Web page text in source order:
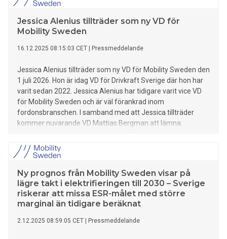
i ett nytt toppår även för andelen laddbara, med drygt 63
procent respektive 4 procent jämfört med 2024. Samtidigt
hade bussmarknaden ett rekordstarkt år med det högsta
antalet nyregistreringar på 50 år.
Jessica Alenius tillträder som ny VD för
Mobility Sweden
16.12.2025 08:15:03 CET Pressmeddelande
Jessica Alenius tillträder som ny VD för Mobility Sweden den
1 juli 2026. Hon är idag VD för Drivkraft Sverige där hon har
varit sedan 2022. Jessica Alenius har tidigare varit vice VD
för Mobility Sweden och är väl förankrad inom
fordonsbranschen. I samband med att Jessica tillträder
kommer nuvarande VD Mattias Bergman att lämna.
Ny prognos från Mobility Sweden visar på
lägre takt i elektrifieringen till 2030 – Sverige
riskerar att missa ESR-målet med större
marginal än tidigare beräknat
2.12.2025 08:59:05 CET Pressmeddelande